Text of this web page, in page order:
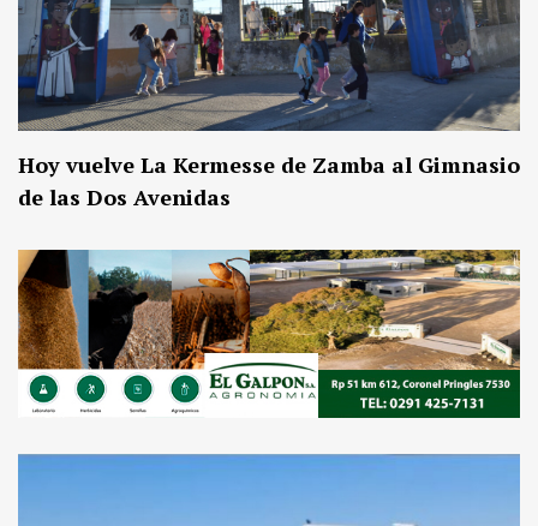
Hoy vuelve La Kermesse de Zamba al Gimnasio
de las Dos Avenidas